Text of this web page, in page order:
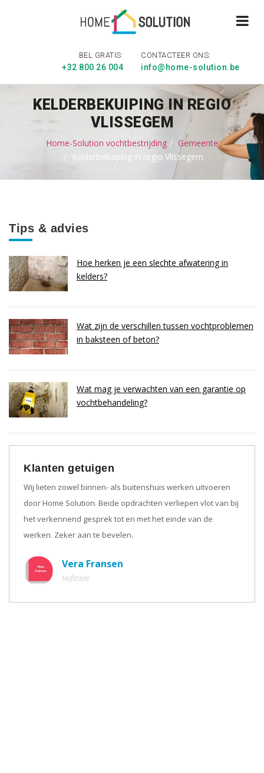
BEL GRATIS:
+32 800 26 004
CONTACTEER ONS:
info@home-solution.be
KELDERBEKUIPING IN REGIO
VLISSEGEM
Home-Solution vochtbestrijding
Gemeente
Kelderbekuiping in regio Vlissegem
Tips & advies
Hoe herken je een slechte afwatering in
kelders?
Wat zijn de verschillen tussen vochtproblemen
in baksteen of beton?
Wat mag je verwachten van een garantie op
vochtbehandeling?
Klanten getuigen
Wij lieten zowel binnen- als buitenshuis werken uitvoeren
door Home Solution. Beide opdrachten verliepen vlot van bij
het verkennend gesprek tot en met het einde van de
werken. Zeker aan te bevelen.
Vera Fransen
Hofstade